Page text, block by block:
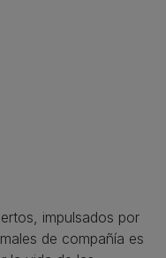
impulsados por
de compañía es